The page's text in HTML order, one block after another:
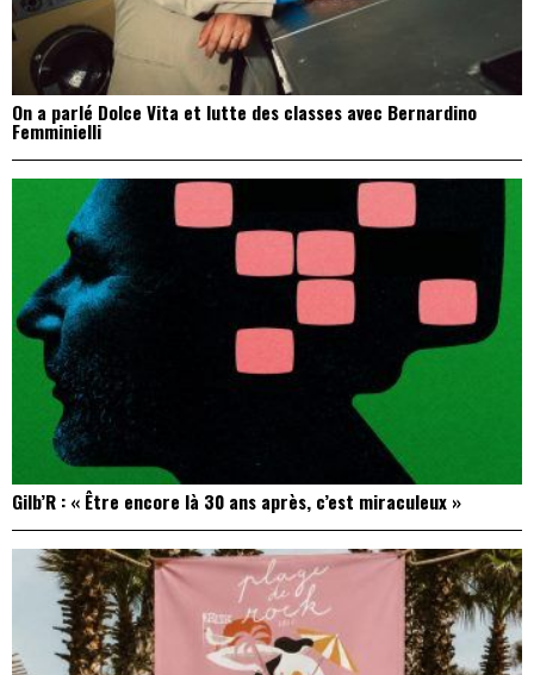
On a parlé Dolce Vita et lutte des classes avec Bernardino
Femminielli
Gilb’R : « Être encore là 30 ans après, c’est miraculeux »